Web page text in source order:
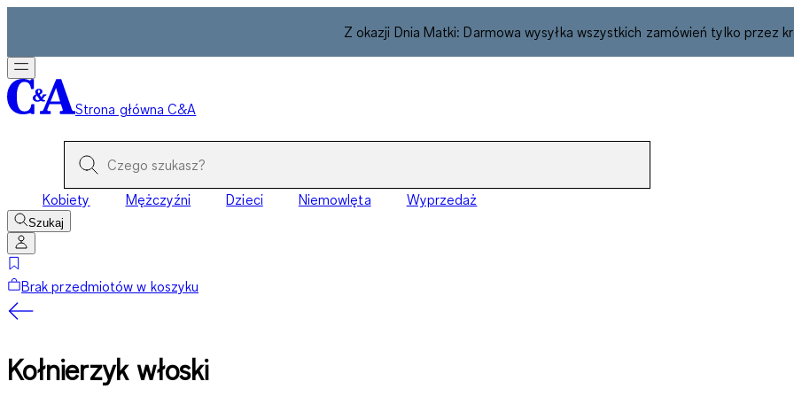
Z okazji Dnia Matki: Darmowa wysyłka wszystkich zamówień tylko przez
Strona główna C&A
Kobiety Mężczyźni Dzieci Niemowlęta Wyprzedaż
Szukaj
Brak przedmiotów w koszyku
Kołnierzyk włoski